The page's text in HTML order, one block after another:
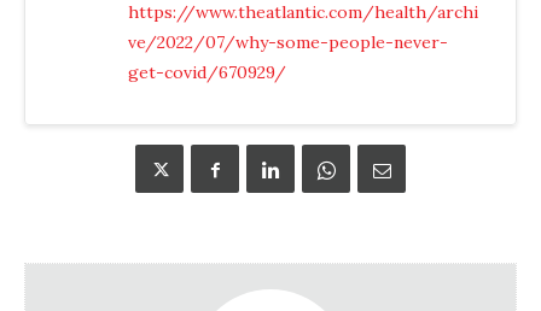
https://www.theatlantic.com/health/archi
ve/2022/07/why-some-people-never-
get-covid/670929/